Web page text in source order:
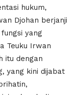
hukum,
Djohan berjanji
yang
Teuku Irwan
itu dengan
yang kini dijabat